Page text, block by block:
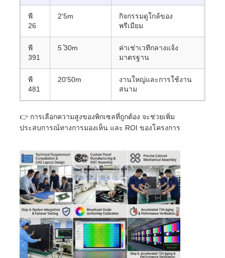
พี
26
2'5m
กิจกรรมดูใกล้ของ
พรีเมียม
พี
391
5 ̊30m
ค่าเช่าเวทีกลางแจ้ง
มาตรฐาน
พี
481
20'50m
งานใหญ่และการใช้งาน
สนาม
👉 การเลือกความสูงของพิกเซลที่ถูกต้อง จะช่วยเพิ่ม
ประสบการณ์ทางการมองเห็น และ ROI ของโครงการ